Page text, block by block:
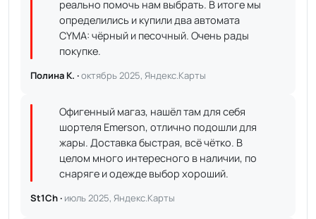
реально помочь нам выбрать. В итоге мы
определились и купили два автомата
CYMA: чёрный и песочный. Очень рады
покупке.
Полина К. ·октябрь 2025, Яндекс.Карты
Офигенный магаз, нашёл там для себя
шортеля Emerson, отлично подошли для
жары. Доставка быстрая, всё чётко. В
целом много интересного в наличии, по
снаряге и одежде выбор хороший.
St1Ch · июль 2025, Яндекс.Карты